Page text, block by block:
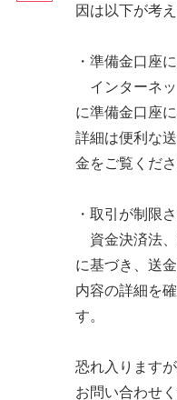
因は以下が考え
・準備金口座
インターネ
に準備金口座
詳細は便利な
金をご覧くださ
・取引が制限
資金決済法
に基づき、送
内容の詳細を
す。
恐れ入ります
お問い合わせく